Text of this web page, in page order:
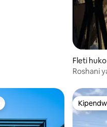
Fleti
Roshani